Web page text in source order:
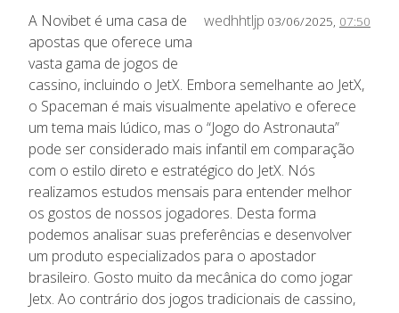
wedhhtljp 03/06/2025, 07:50
A Novibet é uma casa de
apostas que oferece uma
vasta gama de jogos de
cassino, incluindo o JetX. Embora semelhante ao JetX,
o Spaceman é mais visualmente apelativo e oferece
um tema mais lúdico, mas o “Jogo do Astronauta”
pode ser considerado mais infantil em comparação
com o estilo direto e estratégico do JetX. Nós
realizamos estudos mensais para entender melhor
os gostos de nossos jogadores. Desta forma
podemos analisar suas preferências e desenvolver
um produto especializados para o apostador
brasileiro. Gosto muito da mecânica do como jogar
Jetx. Ao contrário dos jogos tradicionais de cassino,